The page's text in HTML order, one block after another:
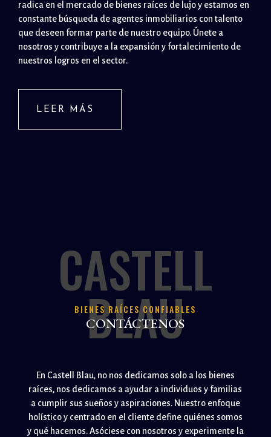
radica en el mercado de bienes raíces de lujo y estamos en
constante búsqueda de agentes inmobiliarios con talento
que deseen formar parte de nuestro equipo. Únete a
nosotros y contribuye a la expansión y fortalecimiento de
nuestros logros en el sector.
LEER MÁS
CASTELL
BLAU
BIENES RAÍCES CONFIABLES
CONTÁCTENOS
En Castell Blau, no nos dedicamos solo a los bienes
raíces, nos dedicamos a ayudar a individuos y familias
a cumplir sus sueños y aspiraciones. Nuestro enfoque
holístico y centrado en el cliente define quiénes somos
y qué hacemos. Asóciese con nosotros y experimente la